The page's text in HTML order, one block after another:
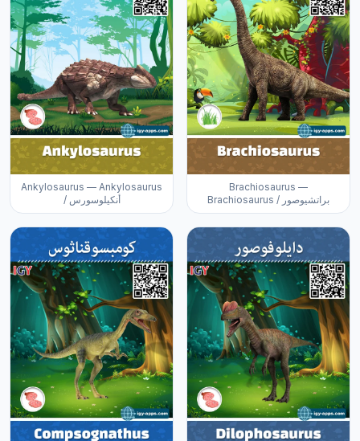
Ankylosaurus — Ankylosaurus
/ أنكيلوسورس
Brachiosaurus —
Brachiosaurus / براتشيوصور